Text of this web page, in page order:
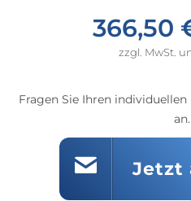
366,50
zzgl. MwSt.
Fragen Sie Ihren
an.
Jetzt